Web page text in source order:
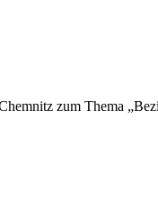
zum Thema